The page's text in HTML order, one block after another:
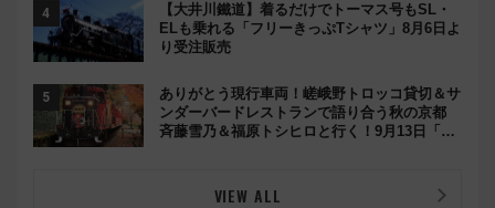
【大井川鐵道】着るだけでトーマス号もSL・
ELも乗れる「フリーきっぷTシャツ」8月6日よ
り受注販売
ありがとう現行車両！嵯峨野トロッコ貸切＆サ
ンダーバードレストランで語り合う秋の京都
斉藤雪乃＆福原トシヒロと行く！9月13日「京
VIEW ALL